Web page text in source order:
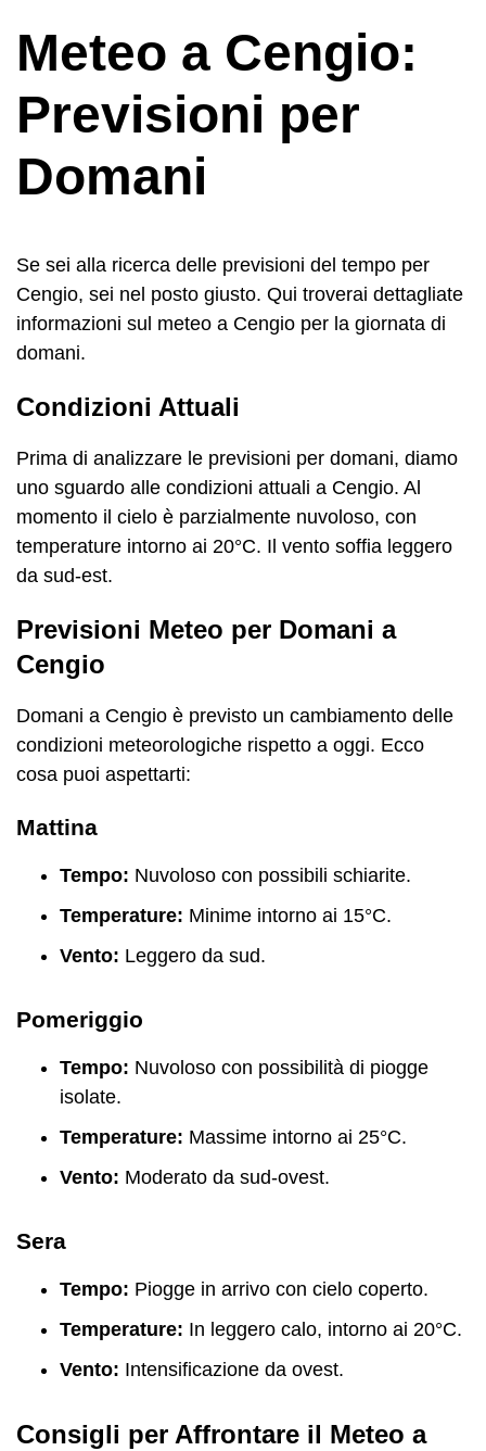
Meteo a Cengio:
Previsioni per
Domani
Se sei alla ricerca delle previsioni del tempo per
Cengio, sei nel posto giusto. Qui troverai dettagliate
informazioni sul meteo a Cengio per la giornata di
domani.
Condizioni Attuali
Prima di analizzare le previsioni per domani, diamo
uno sguardo alle condizioni attuali a Cengio. Al
momento il cielo è parzialmente nuvoloso, con
temperature intorno ai 20°C. Il vento soffia leggero
da sud-est.
Previsioni Meteo per Domani a
Cengio
Domani a Cengio è previsto un cambiamento delle
condizioni meteorologiche rispetto a oggi. Ecco
cosa puoi aspettarti:
Mattina
Tempo: Nuvoloso con possibili schiarite.
Temperature: Minime intorno ai 15°C.
Vento: Leggero da sud.
Pomeriggio
Tempo: Nuvoloso con possibilità di piogge
isolate.
Temperature: Massime intorno ai 25°C.
Vento: Moderato da sud-ovest.
Sera
Tempo: Piogge in arrivo con cielo coperto.
Temperature: In leggero calo, intorno ai 20°C.
Vento: Intensificazione da ovest.
Consigli per Affrontare il Meteo a